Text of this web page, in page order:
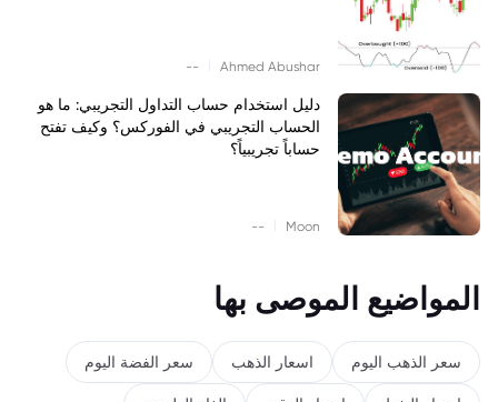
Ahmed Abushar
--
دليل استخدام حساب التداول التجريبي: ما هو
الحساب التجريبي في الفوركس؟ وكيف تفتح
حساباً تجريبياً؟
Moon
--
المواضيع الموصى بها
سعر الذهب اليوم اسعار الذهب سعر الفضة اليوم